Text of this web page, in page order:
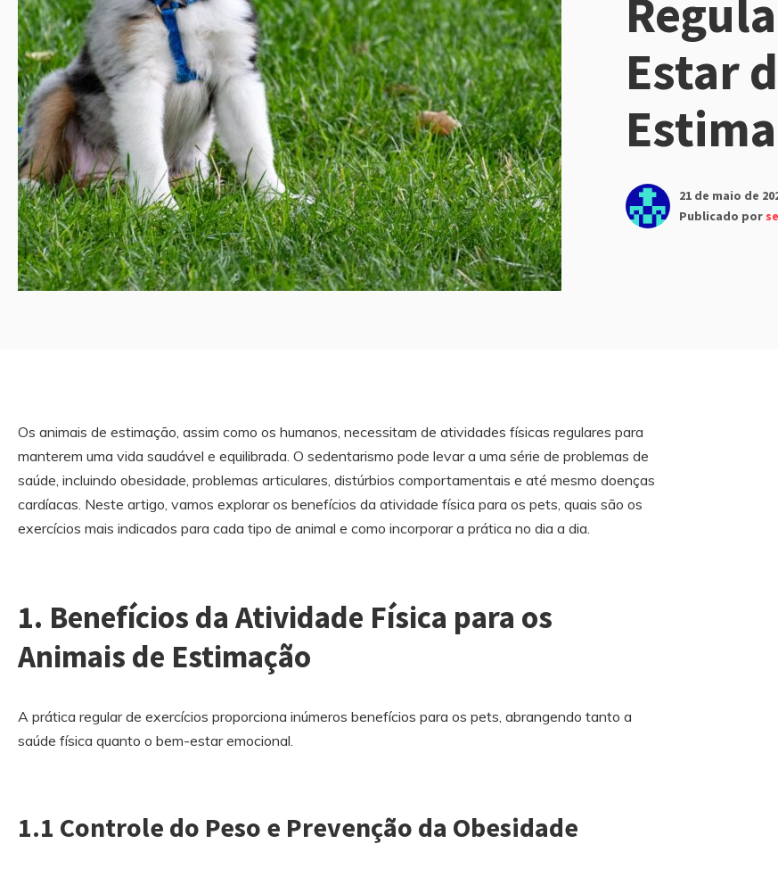
Estar
21 de maio de
Publicado por
Os animais de estimação, assim como os humanos, necessitam de atividades físicas regulares para
manterem uma vida saudável e equilibrada. O sedentarismo pode levar a uma série de problemas de
saúde, incluindo obesidade, problemas articulares, distúrbios comportamentais e até mesmo doenças
cardíacas. Neste artigo, vamos explorar os benefícios da atividade física para os pets, quais são os
exercícios mais indicados para cada tipo de animal e como incorporar a prática no dia a dia.
1. Benefícios da Atividade Física para os
Animais de Estimação
A prática regular de exercícios proporciona inúmeros benefícios para os pets, abrangendo tanto a
saúde física quanto o bem-estar emocional.
1.1 Controle do Peso e Prevenção da Obesidade